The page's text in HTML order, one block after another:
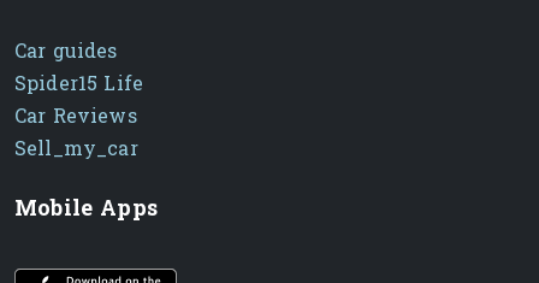
Car guides
Spider15 Life
Car Reviews
Sell_my_car
Mobile Apps